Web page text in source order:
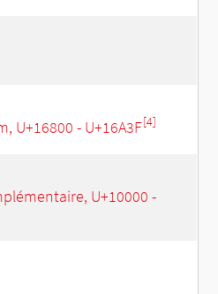
U+16800 - U+16A3F[4]
U+10000 -